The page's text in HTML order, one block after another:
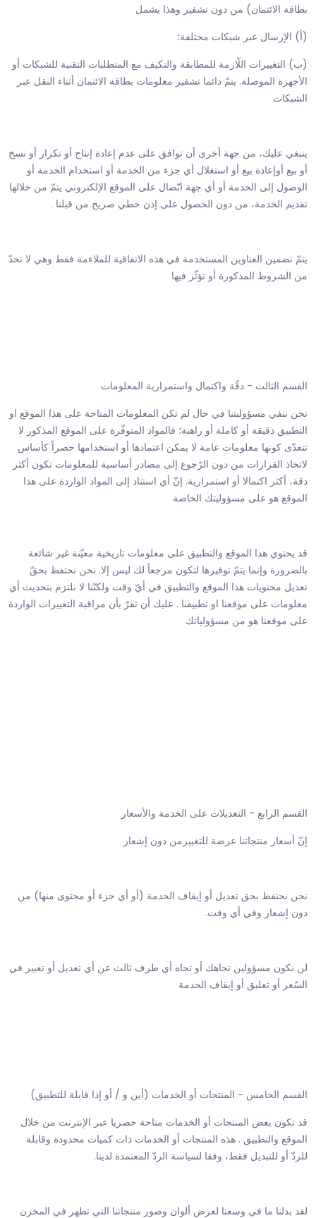
بطاقة الائتمان) من دون تشفير وهذا يشمل
(أ) الإرسال عبر شبكات مختلفة؛
(ب) التغييرات اللّازمة للمطابقة والتكيف مع المتطلبات التقنية للشبكات أو
الأجهزة الموصلة. يتمّ دائما تشفير معلومات بطاقة الائتمان أثناء النقل عبر
الشبكات
ينبغي عليك، من جهة أخرى أن توافق على عدم إعادة إنتاج أو تكرار أو نسخ
أو بيع أوإعادة بيع أو استغلال أي جزء من الخدمة أو استخدام الخدمة أو
الوصول إلى الخدمة أو أي جهة اتّصال على الموقع الإلكتروني يتمّ من خلالها
تقديم الخدمة، من دون الحصول على إذن خطي صريح من قبلنا .
يتمّ تضمين العناوين المستخدمة في هذه الاتفاقية للملاءمة فقط وهي لا تحدّ
من الشروط المذكورة أو تؤثّر فيها
القسم الثالث - دقّة واكتمال واستمرارية المعلومات
نحن ننفي مسؤوليتنا في حال لم تكن المعلومات المتاحة على هذا الموقع او
التطبيق دقيقة أو كاملة أو راهنة؛ فالمواد المتوفّرة على الموقع المذكور لا
تتعدّى كونها معلومات عامة لا يمكن اعتمادها أو استخدامها حصراً كأساس
لاتخاذ القرارات من دون الرّجوع إلى مصادر أساسية للمعلومات تكون أكثر
دقة، أكثر اكتمالا أو استمرارية. إنّ أي استناد إلى المواد الواردة على هذا
الموقع هو على مسؤوليتك الخاصة
قد يحتوي هذا الموقع والتطبيق على معلومات تاريخية معيّنة غير شائعة
بالضرورة وإنما يتمّ توفيرها لتكون مرجعاً لك ليس إلا. نحن نحتفظ بحقّ
تعديل محتويات هذا الموقع والتطبيق في أيّ وقت ولكنّنا لا نلتزم بتحديث أي
معلومات على موقعنا او تطبيقنا . عليك أن تقرّ بأن مراقبة التغييرات الواردة
على موقعنا هو من مسؤولياتك
القسم الرابع - التعديلات على الخدمة والأسعار
إنّ أسعار منتجاتنا عرضة للتغييرمن دون إشعار
نحن نحتفظ بحق تعديل أو إيقاف الخدمة (أو أي جزء أو محتوى منها) من
دون إشعار وفي أي وقت.
لن نكون مسؤولين تجاهك أو تجاه أي طرف ثالث عن أي تعديل أو تغيير في
السّعر أو تعليق أو إيقاف الخدمة
القسم الخامس - المنتجات أو الخدمات (أين و / أو إذا قابلة للتطبيق)
قد تكون بعض المنتجات أو الخدمات متاحة حصريا عبر الإنترنت من خلال
الموقع والتطبيق . هذه المنتجات أو الخدمات ذات كميات محدودة وقابلة
للردّ أو للتبديل فقط، وفقا لسياسة الردّ المعتمدة لدينا.
لقد بذلنا ما في وسعنا لعرض ألوان وصور منتجاتنا التي تظهر في المخزن